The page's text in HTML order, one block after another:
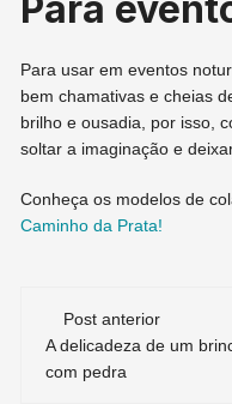
Para usar em eventos
bem chamativas e cheias
brilho e ousadia, por isso,
soltar a imaginação e
Conheça os modelos de
Caminho da Prata!
de
Post anterior
A delicadeza de um
com pedra